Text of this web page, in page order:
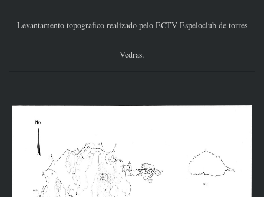
Levantamento topografico realizado pelo ECTV-Espeloclub de torres
Vedras.